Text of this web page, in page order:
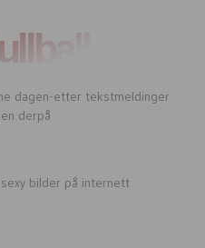
dagen-etter tekstmeldinger
derpå
bilder på internett